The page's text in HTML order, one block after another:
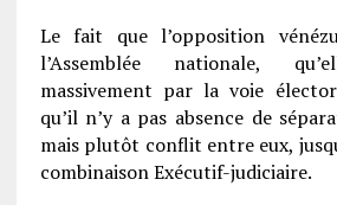
Le fait que l’opposition
l’Assemblée nationale,
massivement par la voie
qu’il n’y a pas absence de
mais plutôt conflit entre eux,
combinaison Exécutif-judiciaire.